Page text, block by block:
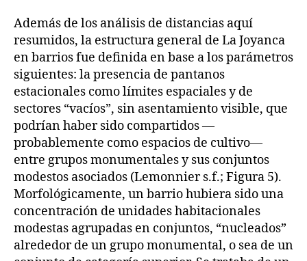
Además de los análisis de distancias aquí
resumidos, la estructura general de La Joyanca
en barrios fue definida en base a los parámetros
siguientes: la presencia de pantanos
estacionales como límites espaciales y de
sectores “vacíos”, sin asentamiento visible, que
podrían haber sido compartidos —
probablemente como espacios de cultivo—
entre grupos monumentales y sus conjuntos
modestos asociados (Lemonnier s.f.; Figura 5).
Morfológicamente, un barrio hubiera sido una
concentración de unidades habitacionales
modestas agrupadas en conjuntos, “nucleados”
alrededor de un grupo monumental, o sea de un